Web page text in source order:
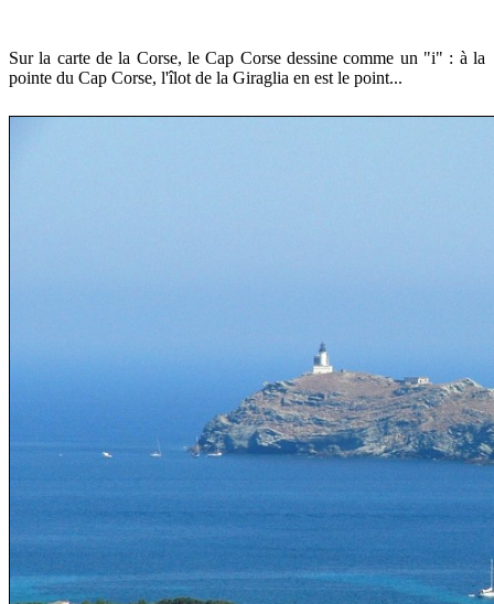
Sur la carte de la Corse, le Cap Corse dessine comme un "i" : à la
pointe du Cap Corse, l'îlot de la Giraglia en est le point...